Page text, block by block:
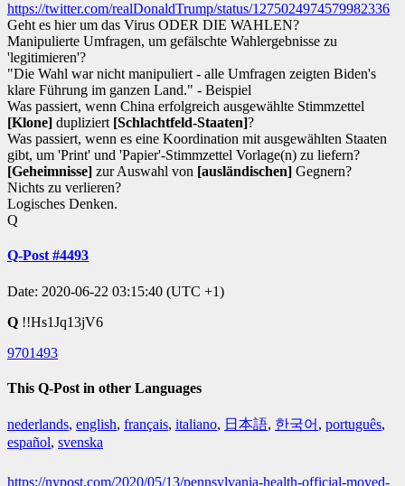
https://twitter.com/realDonaldTrump/status/1275024974579982336
Geht es hier um das Virus ODER DIE WAHLEN?
Manipulierte Umfragen, um gefälschte Wahlergebnisse zu
'legitimieren'?
"Die Wahl war nicht manipuliert - alle Umfragen zeigten Biden's
klare Führung im ganzen Land." - Beispiel
Was passiert, wenn China erfolgreich ausgewählte Stimmzettel
[Klone] dupliziert [Schlachtfeld-Staaten]?
Was passiert, wenn es eine Koordination mit ausgewählten Staaten
gibt, um 'Print' und 'Papier'-Stimmzettel Vorlage(n) zu liefern?
[Geheimnisse] zur Auswahl von [ausländischen] Gegnern?
Nichts zu verlieren?
Logisches Denken.
Q
Q-Post #4493
Date: 2020-06-22 03:15:40 (UTC +1)
Q !!Hs1Jq13jV6
9701493
This Q-Post in other Languages
nederlands, english, français, italiano, 日本語, 한국어 , português,
español, svenska
https://nypost.com/2020/05/13/pennsylvania-health-official-moved-